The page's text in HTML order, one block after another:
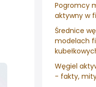
Pogromcy
aktywny w
Średnice
modelach
Węgiel
- fakty,